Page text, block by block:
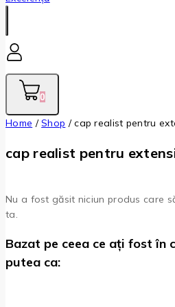
0
Home / Shop / cap realist pentru
cap realist pentru
Nu a fost găsit niciun produs care
ta.
Bazat pe ceea ce ați fost în
putea ca: